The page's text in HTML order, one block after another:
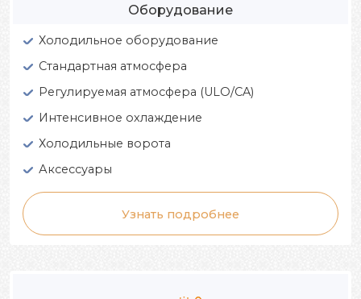
Оборудование
Холодильное оборудование
Стандартная атмосфера
Регулируемая атмосфера (ULO/CA)
Интенсивное охлаждение
Холодильные ворота
Аксессуары
Узнать подробнее